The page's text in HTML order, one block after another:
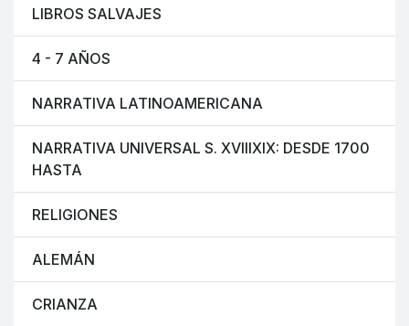
LIBROS SALVAJES
4 - 7 AÑOS
NARRATIVA LATINOAMERICANA
NARRATIVA UNIVERSAL S. XVIIIXIX: DESDE 1700
HASTA
RELIGIONES
ALEMÁN
CRIANZA